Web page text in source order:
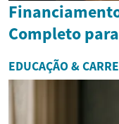
Completo
EDUCAÇÃO &